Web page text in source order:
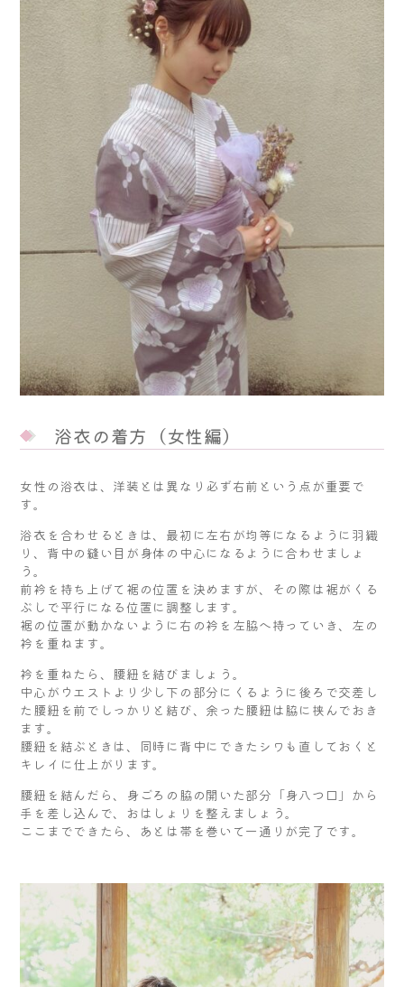
浴衣の着方（女性編）
女性の浴衣は、洋装とは異なり必ず右前という点が重要で
す。
浴衣を合わせるときは、最初に左右が均等になるように羽織
り、背中の縫い目が身体の中心になるように合わせましょ
う。
前衿を持ち上げて裾の位置を決めますが、その際は裾がくる
ぶしで平行になる位置に調整します。
裾の位置が動かないように右の衿を左脇へ持っていき、左の
衿を重ねます。
衿を重ねたら、腰紐を結びましょう。
中心がウエストより少し下の部分にくるように後ろで交差し
た腰紐を前でしっかりと結び、余った腰紐は脇に挟んでおき
ます。
腰紐を結ぶときは、同時に背中にできたシワも直しておくと
キレイに仕上がります。
腰紐を結んだら、身ごろの脇の開いた部分「身八つ口」から
手を差し込んで、おはしょりを整えましょう。
ここまでできたら、あとは帯を巻いて一通りが完了です。